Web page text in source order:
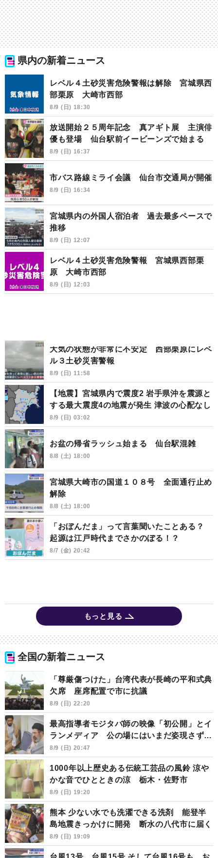
県内の新着ニュース
レベル４土砂災害危険警報は解除 宮城県西
部栗原 大崎市西部
8/9 (日) 18:30
放送開始２５周年記念 真アギト展 主演俳
優も登場 仙台駅前イービーンズで始まる
8/9 (日) 16:37
市バス路線ミライ会議 仙台市交通局が開催
8/9 (日) 16:34
宮城県内の外国人宿泊者 過去最多ペースで
推移
8/9 (日) 12:07
レベル４土砂災害危険警報 宮城県西部栗
原 大崎市西部
8/9 (日) 12:03
大気の状態が非常に不安定 西部栗原にレベ
ル３土砂災害警報
8/9 (日) 11:58
【地震】宮城県内で震度2 岩手県沖を震源と
する最大震度4の地震が発生 津波の心配なし
8/9 (日) 03:02
お盆の帰省ラッシュ始まる 仙台駅混雑
8/8 (土) 18:00
宮城県大崎市の国道１０８号 全面通行止め
解除
8/8 (土) 18:00
「おぼんだま」って言葉聞いたことある？
起源は江戸時代までさかのぼる！？
8/7 (金) 20:42
もっと見る
全国の新着ニュース
「尊厳傷つけた」台湾代表が長崎の平和式典
欠席 座席配置で市に抗議
8/9 (日) 22:20
最高指導者モジタバ師の映像「初公開」とイ
ランメディア 公の場にはいまだ姿現さず…
8/9 (日) 20:47
1000年以上歴史ある伝統工芸品の風鈴 涼や
かな音でひとときの涼 栃木・佐野市
8/9 (日) 19:20
熊本 少ない水でも洗濯できる洗剤 能登半
島地震きっかけに開発 断水の八代市に届く
8/9 (日) 19:09